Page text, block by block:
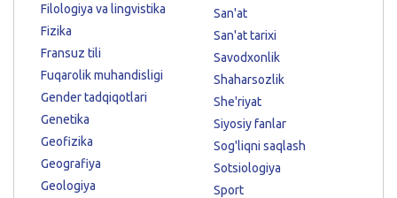
Filologiya va lingvistika
Fizika
Fransuz tili
Fuqarolik muhandisligi
Gender tadqiqotlari
Genetika
Geofizika
Geografiya
Geologiya
San'at
San'at tarixi
Savodxonlik
Shaharsozlik
She'riyat
Siyosiy fanlar
Sog'liqni saqlash
Sotsiologiya
Sport